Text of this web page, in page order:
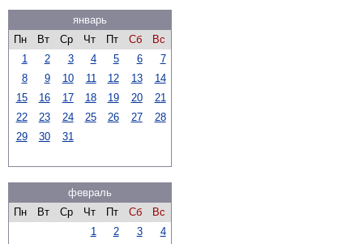
январь
Пн
Вт Ср Чт Пт Сб
Вс
1
2 3 4 5 6
7
8
9 10 11 12 13
14
15
16 17 18 19 20
21
22
23 24 25 26 27
28
29
30 31
февраль
Пн
Вт Ср Чт Пт Сб
Вс
1
2 3 4